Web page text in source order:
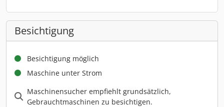
Besichtigung
Besichtigung möglich
Maschine unter Strom
Maschinensucher empfiehlt grundsätzlich,
Gebrauchtmaschinen zu besichtigen.